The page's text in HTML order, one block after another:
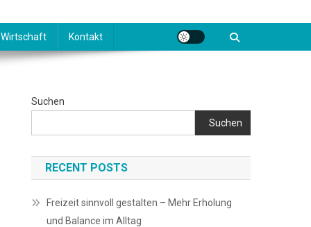
Wirtschaft Kontakt
Suchen
Suchen
RECENT POSTS
Freizeit sinnvoll gestalten – Mehr Erholung
und Balance im Alltag